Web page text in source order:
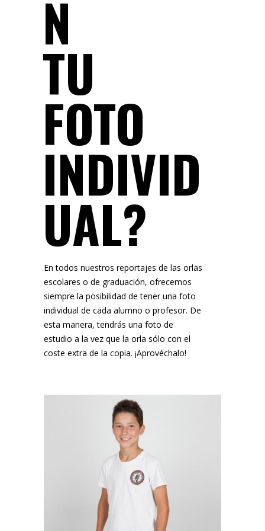
N
TU
FOTO
INDIVID
UAL?
En todos nuestros reportajes de las orlas
escolares o de graduación, ofrecemos
siempre la posibilidad de tener una foto
individual de cada alumno o profesor. De
esta manera, tendrás una foto de
estudio a la vez que la orla sólo con el
coste extra de la copia. ¡Aprovéchalo!
¡MARC NOS PIDIÓ UNA COPIA!